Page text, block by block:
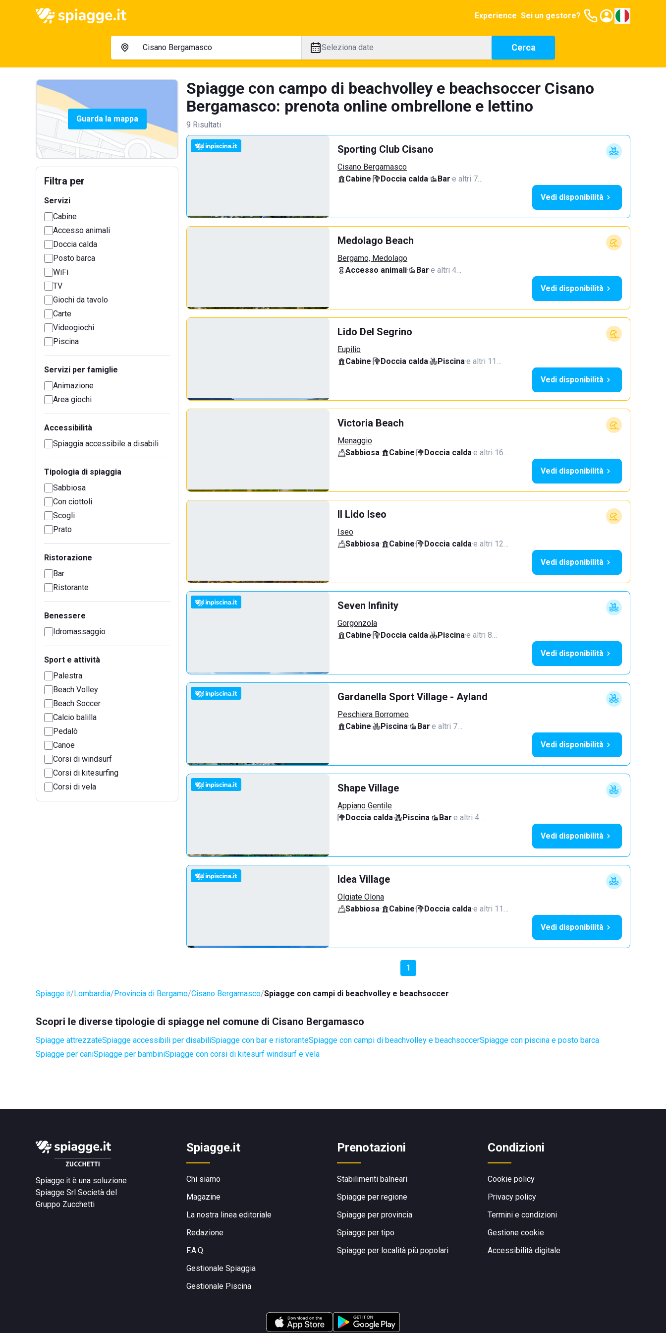
Experience Sei un gestore?
Seleziona date Cerca
Guarda la mappa
Filtra per
Servizi
Cabine
Accesso animali
Doccia calda
Posto barca
WiFi
TV
Giochi da tavolo
Carte
Videogiochi
Piscina
Servizi per famiglie
Animazione
Area giochi
Accessibilità
Spiaggia accessibile a disabili
Tipologia di spiaggia
Sabbiosa
Con ciottoli
Scogli
Prato
Ristorazione
Bar
Ristorante
Benessere
Idromassaggio
Sport e attività
Palestra
Beach Volley
Beach Soccer
Calcio balilla
Pedalò
Canoe
Corsi di windsurf
Corsi di kitesurfing
Corsi di vela
Spiagge con campo di beachvolley e beachsoccer Cisano
Bergamasco: prenota online ombrellone e lettino
9 Risultati
Sporting Club Cisano
Cisano Bergamasco
Cabine· Doccia calda· Bar·e altri 7…
Vedi disponibilità
Medolago Beach
Bergamo, Medolago
Accesso animali· Bar·e altri 4…
Vedi disponibilità
Lido Del Segrino
Eupilio
Cabine· Doccia calda· Piscina·e altri 11…
Vedi disponibilità
Victoria Beach
Menaggio
Sabbiosa· Cabine· Doccia calda·e altri 16…
Vedi disponibilità
Il Lido Iseo
Iseo
Sabbiosa· Cabine· Doccia calda·e altri 12…
Vedi disponibilità
Seven Infinity
Gorgonzola
Cabine· Doccia calda· Piscina·e altri 8…
Vedi disponibilità
Gardanella Sport Village - Ayland
Peschiera Borromeo
Cabine· Piscina· Bar·e altri 7…
Vedi disponibilità
Shape Village
Appiano Gentile
Doccia calda· Piscina· Bar·e altri 4…
Vedi disponibilità
Idea Village
Olgiate Olona
Sabbiosa· Cabine· Doccia calda·e altri 11…
Vedi disponibilità
1
Spiagge.it Lombardia Provincia di Bergamo Cisano Bergamasco Spiagge con campi di beachvolley e beachsoccer
Scopri le diverse tipologie di spiagge nel comune di Cisano Bergamasco
Spiagge attrezzateSpiagge accessibili per disabiliSpiagge con bar e ristoranteSpiagge con campi di beachvolley e beachsoccerSpiagge con piscina e posto barca
Spiagge per caniSpiagge per bambiniSpiagge con corsi di kitesurf windsurf e vela
Spiagge.it è una soluzione
Spiagge Srl Società del
Gruppo Zucchetti
Spiagge.it
Chi siamo
Magazine
La nostra linea editoriale
Redazione
F.A.Q.
Gestionale Spiaggia
Gestionale Piscina
Prenotazioni
Stabilimenti balneari
Spiagge per regione
Spiagge per provincia
Spiagge per tipo
Spiagge per località più popolari
Condizioni
Cookie policy
Privacy policy
Termini e condizioni
Gestione cookie
Accessibilità digitale